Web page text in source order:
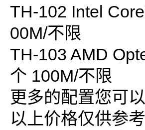
TH-102 Intel
00M/不限
TH-103 AMD
个 100M/不限
更多的配置您可
以上价格仅供参